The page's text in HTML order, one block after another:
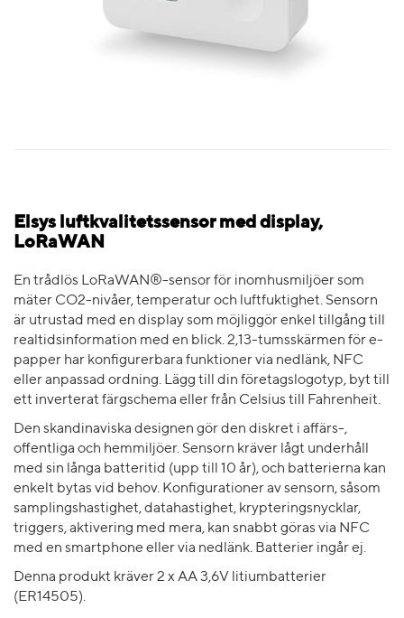
Elsys luftkvalitetssensor med display,
LoRaWAN
En trådlös LoRaWAN®-sensor för inomhusmiljöer som
mäter CO2-nivåer, temperatur och luftfuktighet. Sensorn
är utrustad med en display som möjliggör enkel tillgång till
realtidsinformation med en blick. 2,13-tumsskärmen för e-
papper har konfigurerbara funktioner via nedlänk, NFC
eller anpassad ordning. Lägg till din företagslogotyp, byt till
ett inverterat färgschema eller från Celsius till Fahrenheit.
Den skandinaviska designen gör den diskret i affärs-,
offentliga och hemmiljöer. Sensorn kräver lågt underhåll
med sin långa batteritid (upp till 10 år), och batterierna kan
enkelt bytas vid behov. Konfigurationer av sensorn, såsom
samplingshastighet, datahastighet, krypteringsnycklar,
triggers, aktivering med mera, kan snabbt göras via NFC
med en smartphone eller via nedlänk. Batterier ingår ej.
Denna produkt kräver 2 x AA 3,6V litiumbatterier
(ER14505).